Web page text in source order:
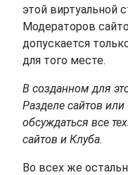
этой виртуальной
Модераторов
допускается
для того месте.
В созданном для
Разделе сайтов
обсуждаться все
сайтов и Клуба.
Во всех же